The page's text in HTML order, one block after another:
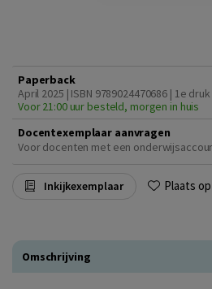
Paperback
April 2025 | ISBN 9789024470686 | 1e druk
Voor 21:00 uur besteld, morgen in huis
Docentexemplaar aanvragen
Voor docenten met een
Inkijkexemplaar Plaats
Omschrijving